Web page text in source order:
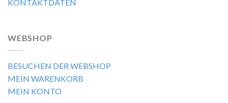
KONTAKTDATEN
WEBSHOP
BESUCHEN DER WEBSHOP
MEIN WARENKORB
MEIN KONTO